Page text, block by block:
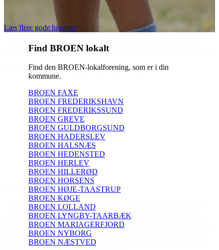
Læs flere gode historier
Find BROEN lokalt
Find den BROEN-lokalforening, som er i din
kommune.
BROEN FAXE
BROEN FREDERIKSHAVN
BROEN FREDERIKSSUND
BROEN GREVE
BROEN GULDBORGSUND
BROEN HADERSLEV
BROEN HALSNÆS
BROEN HEDENSTED
BROEN HERLEV
BROEN HILLERØD
BROEN HORSENS
BROEN HØJE-TAASTRUP
BROEN KØGE
BROEN LOLLAND
BROEN LYNGBY-TAARBÆK
BROEN MARIAGERFJORD
BROEN NYBORG
BROEN NÆSTVED